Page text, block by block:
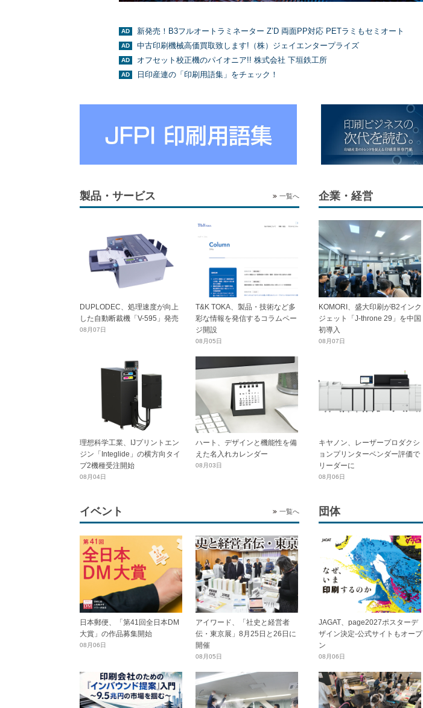
新発売！B3フルオートラミネーター Z’D 両面PP対応 PETラミもセミオート
中古印刷機械高価買取致します!（株）ジェイエンタープライズ
オフセット校正機のパイオニア!! 株式会社 下垣鉄工所
日印産連の「印刷用語集」をチェック！
製品・サービス 一覧へ
DUPLODEC、処理速度が向上
した自動断裁機「V-595」発売
08月07日
T&K TOKA、製品・技術など多
彩な情報を発信するコラムペー
ジ開設
08月05日
理想科学工業、IJプリントエン
ジン「Integlide」の横方向タイ
プ2機種受注開始
08月04日
ハート、デザインと機能性を備
えた名入れカレンダー
08月03日
企業・経営
KOMORI、盛大印刷がB2インク
ジェット「J-throne 29」を中国
初導入
08月07日
キヤノン、レーザープロダクシ
ョンプリンターベンダー評価で
リーダーに
08月06日
イベント 一覧へ
日本郵便、「第41回全日本DM
大賞」の作品募集開始
08月06日
アイワード、「社史と経営者
伝・東京展」8月25日と26日に
開催
08月05日
団体
JAGAT、page2027ポスターデ
ザイン決定-公式サイトもオープ
ン
08月06日